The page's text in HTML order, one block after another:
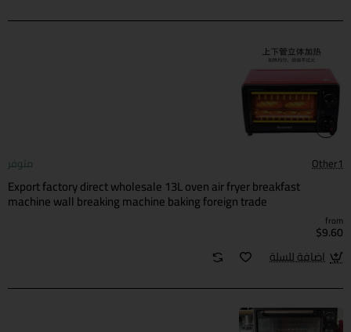
Other1 متوفر
Export factory direct wholesale 13L oven air fryer breakfast
machine wall breaking machine baking foreign trade
from
$9.60
اضافة للسلة